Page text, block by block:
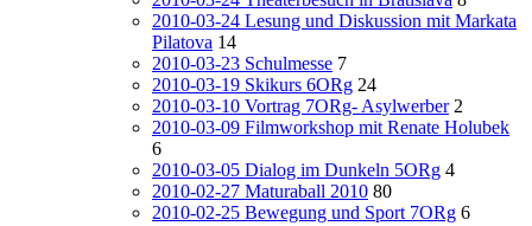
2010-03-24 Lesung und Diskussion mit Markata
Pilatova 14
2010-03-23 Schulmesse 7
2010-03-19 Skikurs 6ORg 24
2010-03-10 Vortrag 7ORg- Asylwerber 2
2010-03-09 Filmworkshop mit Renate Holubek
6
2010-03-05 Dialog im Dunkeln 5ORg 4
2010-02-27 Maturaball 2010 80
2010-02-25 Bewegung und Sport 7ORg 6